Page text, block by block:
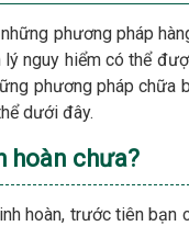
phương pháp
nguy hiểm có thể
phương pháp chữa
dưới đây.
hoàn chưa?
hoàn, trước tiên